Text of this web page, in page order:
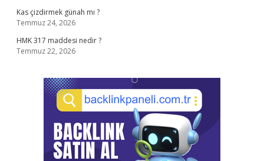
Kas çizdirmek günah mı ?
Temmuz 24, 2026
HMK 317 maddesi nedir ?
Temmuz 22, 2026